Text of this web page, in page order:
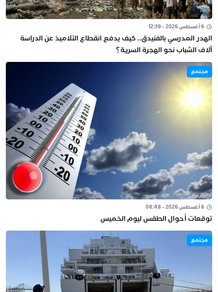
6 أغسطس 2026 - 12:39
الهدر المدرسي بالفنيدق.. كيف يدفع انقطاع التلاميذ عن الدراسة
آلاف الشباب نحو الهجرة السرية؟
مجتمع
6 أغسطس 2026 - 08:48
توقعات أحوال الطقس ليوم الخميس
مجتمع